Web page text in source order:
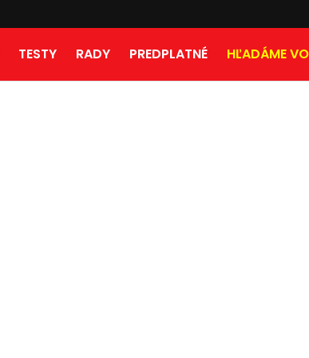
TESTY RADY PREDPLATNÉ HĽADÁME